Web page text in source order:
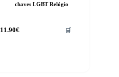
chaves LGBT Relógio
11.90€ 🛒